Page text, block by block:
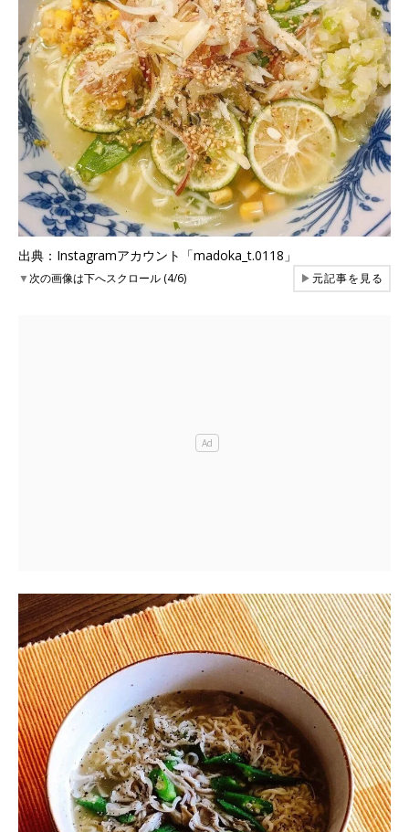
出典：Instagramアカウント「madoka_t.0118」
▼次の画像は下へスクロール (4/6) ▶元記事を見る